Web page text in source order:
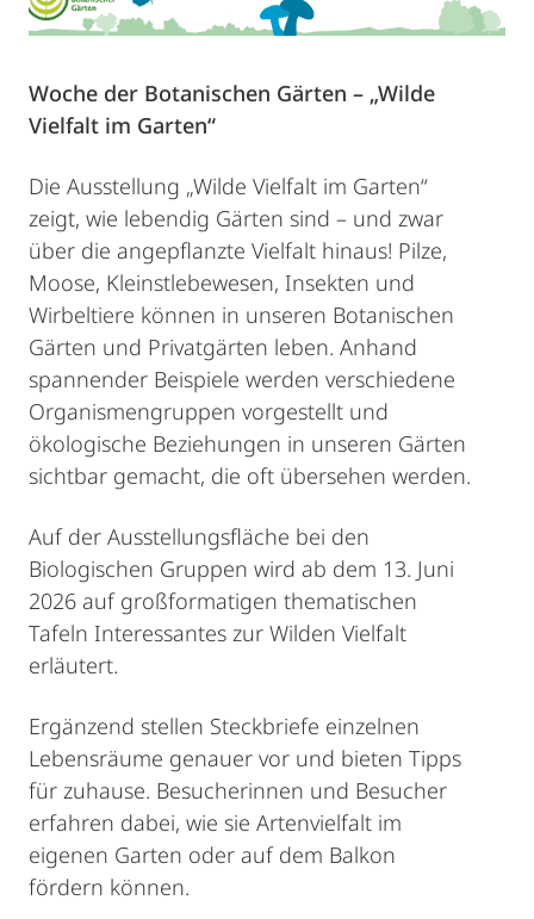
Woche der Botanischen Gärten – „Wilde
Vielfalt im Garten“
Die Ausstellung „Wilde Vielfalt im Garten“
zeigt, wie lebendig Gärten sind – und zwar
über die angepflanzte Vielfalt hinaus! Pilze,
Moose, Kleinstlebewesen, Insekten und
Wirbeltiere können in unseren Botanischen
Gärten und Privatgärten leben. Anhand
spannender Beispiele werden verschiedene
Organismengruppen vorgestellt und
ökologische Beziehungen in unseren Gärten
sichtbar gemacht, die oft übersehen werden.
Auf der Ausstellungsfläche bei den
Biologischen Gruppen wird ab dem 13. Juni
2026 auf großformatigen thematischen
Tafeln Interessantes zur Wilden Vielfalt
erläutert.
Ergänzend stellen Steckbriefe einzelnen
Lebensräume genauer vor und bieten Tipps
für zuhause. Besucherinnen und Besucher
erfahren dabei, wie sie Artenvielfalt im
eigenen Garten oder auf dem Balkon
fördern können.